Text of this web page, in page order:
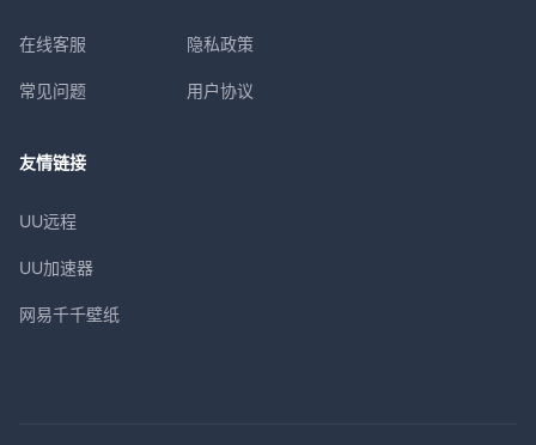
在线客服
常见问题
隐私政策
用户协议
友情链接
UU远程
UU加速器
网易千千壁纸